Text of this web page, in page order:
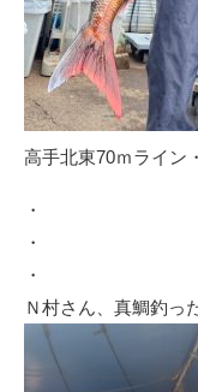
高手北東70ｍライン
・
・
・
Ｎ村さん、真鯛釣っ